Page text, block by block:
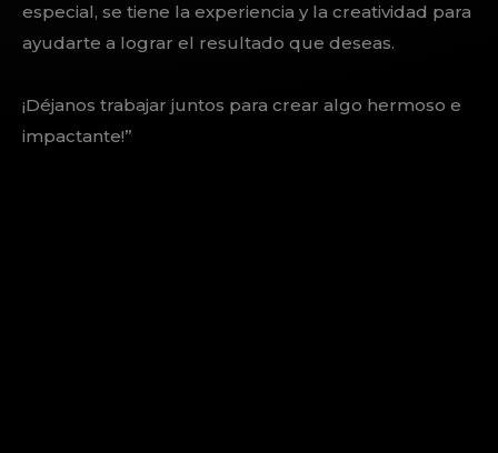
especial, se tiene la experiencia y la creatividad para
ayudarte a lograr el resultado que deseas.
¡Déjanos trabajar juntos para crear algo hermoso e
impactante!”